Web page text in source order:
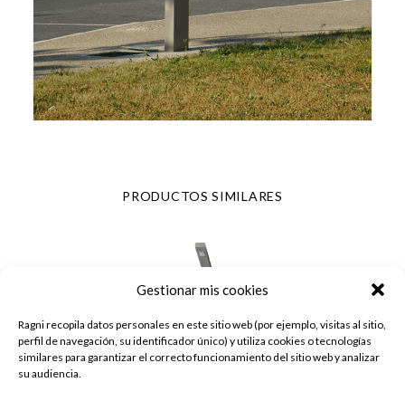
Gestionar mis cookies
Ragni recopila datos personales en este sitio web (por ejemplo, visitas al sitio,
perfil de navegación, su identificador único) y utiliza cookies o tecnologías
similares para garantizar el correcto funcionamiento del sitio web y analizar
su audiencia.
PRODUCTOS SIMILARES